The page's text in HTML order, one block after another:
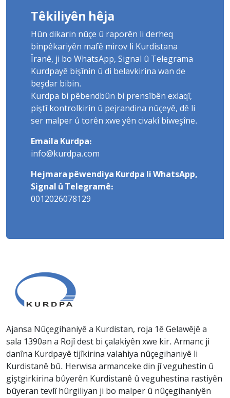
Têkiliyên hêja
Hûn dikarin nûçe û raporên li derheq
binpêkariyên mafê mirov li Kurdistana
Îranê, ji bo WhatsApp, Signal û Telegrama
Kurdpayê bişînin û di belavkirina wan de
beşdar bibin.
Kurdpa bi pêbendbûn bi prensîbên exlaqî,
piştî kontrolkirin û pejrandina nûçeyê, dê li
ser malper û torên xwe yên civakî biweşîne.
Emaila Kurdpa:
info@kurdpa.com
Hejmara pêwendiya Kurdpa li WhatsApp,
Signal û Telegramê:
0012026078129
Ajansa Nûçegihaniyê a Kurdistan, roja 1ê Gelawêjê a
sala 1390an a Rojî dest bi çalakiyên xwe kir. Armanc ji
danîna Kurdpayê tijîkirina valahiya nûçegihaniyê li
Kurdistanê bû. Herwisa armanceke din jî veguhestin û
giştgirkirina bûyerên Kurdistanê û veguhestina rastiyên
bûyeran tevlî hûrgiliyan ji bo malper û nûçegihaniyên